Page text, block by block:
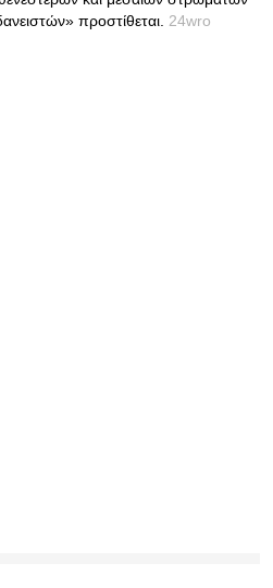
προστίθεται. 24wro